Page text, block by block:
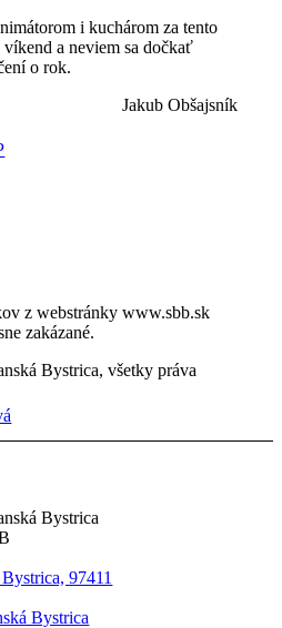
i kuchárom za tento
a neviem sa dočkať
o rok.
Jakub Obšajsník
z webstránky www.sbb.sk
zakázané.
Bystrica, všetky práva
Bystrica
97411
Bystrica